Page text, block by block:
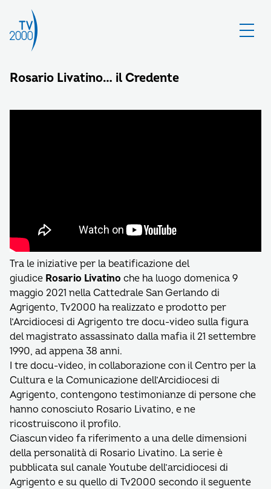
Rosario Livatino… il Credente
Tra le iniziative per la beatificazione del
giudice Rosario Livatino che ha luogo domenica 9
maggio 2021 nella Cattedrale San Gerlando di
Agrigento, Tv2000 ha realizzato e prodotto per
l’Arcidiocesi di Agrigento tre docu-video sulla figura
del magistrato assassinato dalla mafia il 21 settembre
1990, ad appena 38 anni.
I tre docu-video, in collaborazione con il Centro per la
Cultura e la Comunicazione dell’Arcidiocesi di
Agrigento, contengono testimonianze di persone che
hanno conosciuto Rosario Livatino, e ne
ricostruiscono il profilo.
Ciascun video fa riferimento a una delle dimensioni
della personalità di Rosario Livatino. La serie è
pubblicata sul canale Youtube dell’arcidiocesi di
Agrigento e su quello di Tv2000 secondo il seguente